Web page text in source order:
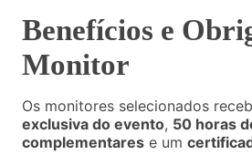
Benefícios e
Monitor
Os monitores selecionados
exclusiva do evento, 50 horas
complementares e um